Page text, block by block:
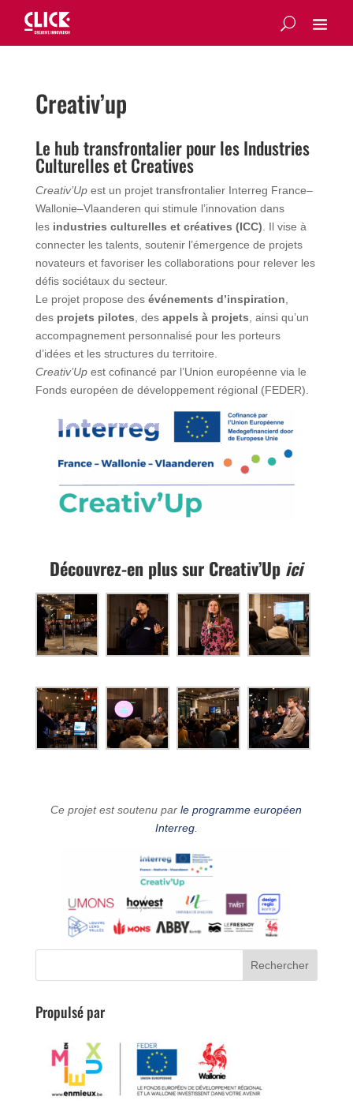
Creativ’up
Le hub transfrontalier pour les Industries
Culturelles et Creatives
Creativ’Upest un projet transfrontalier Interreg France–
Wallonie–Vlaanderen qui stimule l’innovation dans
les industries culturelles et créatives (ICC) . Il vise à
connecter les talents, soutenir l’émergence de projets
novateurs et favoriser les collaborations pour relever les
défis sociétaux du secteur.
Le projet propose des événements d’inspiration
des projets pilotes , des appels à projets , ainsi qu’un
accompagnement personnalisé pour les porteurs
d’idées et les structures du territoire.
Creativ’Upest cofinancé par l’Union européenne via le
Fonds européen de développement régional (FEDER).
Découvrez-en plus sur Creativ’Up ici
Ce projet est soutenu par le programme européen
Interreg.
Propulsé par